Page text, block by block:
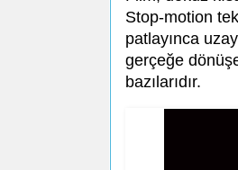
Stop-motion
patlayınca
gerçeğe
bazılarıdır.